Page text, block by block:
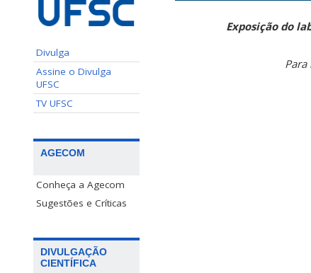
Divulga
Assine o Divulga
UFSC
TV UFSC
AGECOM
Conheça a Agecom
Sugestões e Críticas
DIVULGAÇÃO
CIENTÍFICA
Exposição do